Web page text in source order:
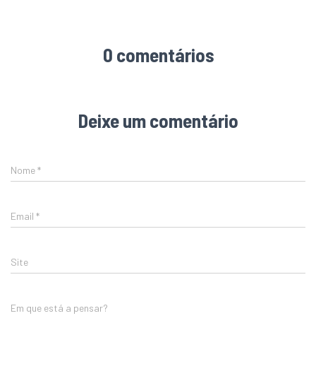
0 comentários
Deixe um comentário
Nome*
Email *
Site
Em que está a pensar?